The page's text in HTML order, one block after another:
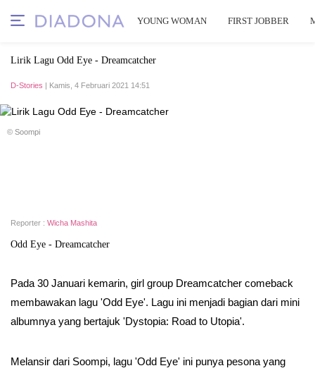
YOUNG WOMAN FIRST JOBBER
Lirik Lagu Odd Eye - Dreamcatcher
D-Stories | Kamis, 4 Februari 2021 14:51
© Soompi
Reporter : Wicha Mashita
Odd Eye - Dreamcatcher
Pada 30 Januari kemarin, girl group Dreamcatcher comeback
membawakan lagu 'Odd Eye'. Lagu ini menjadi bagian dari mini
albumnya yang bertajuk 'Dystopia: Road to Utopia'.
Melansir dari Soompi, lagu 'Odd Eye' ini punya pesona yang